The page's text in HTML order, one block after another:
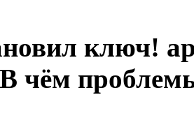
ключ!
чём